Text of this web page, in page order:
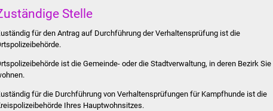
Stelle
für den Antrag auf Durchführung der Verhaltensprüfung ist die
ist die Gemeinde- oder die Stadtverwaltung, in deren Bezirk Sie
für die Durchführung von Verhaltensprüfungen für Kampfhunde ist die
Ihres Hauptwohnsitzes.